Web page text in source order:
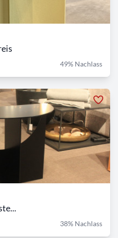
49% Nachlass
38% Nachlass